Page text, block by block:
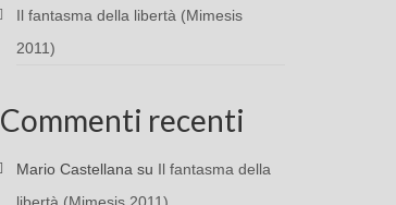
Il fantasma della libertà (Mimesis
2011)
Commenti recenti
Mario Castellana su Il fantasma della